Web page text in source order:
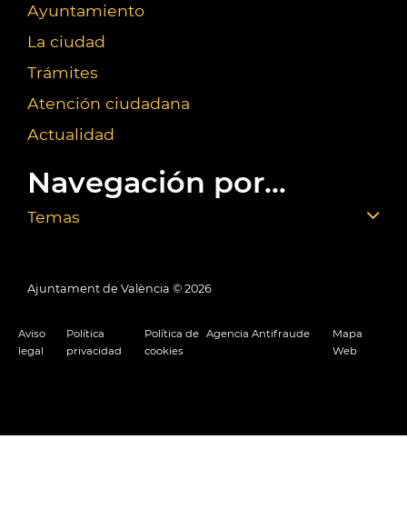
Ayuntamiento
La ciudad
Trámites
Atención ciudadana
Actualidad
Navegación por...
Temas
Ajuntament de València © 2026
Aviso
legal
Política
privacidad
Política de
cookies
Agencia Antifraude
Mapa
Web